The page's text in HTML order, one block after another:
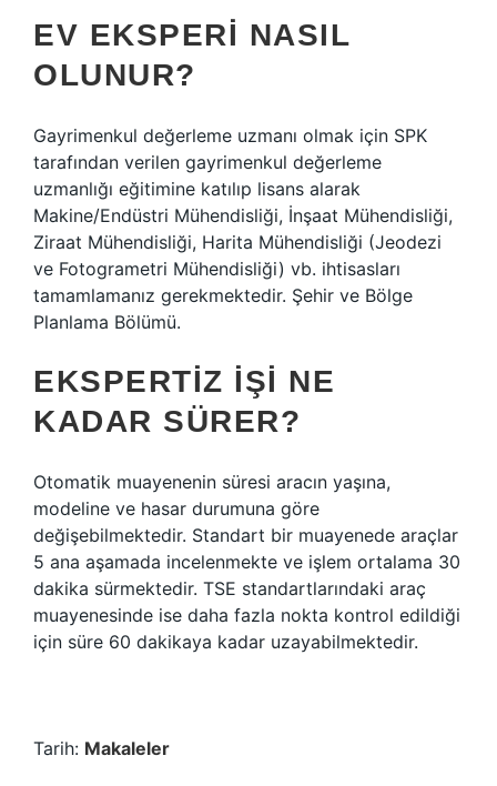
EV EKSPERI NASIL
OLUNUR?
Gayrimenkul değerleme uzmanı olmak için SPK
tarafından verilen gayrimenkul değerleme
uzmanlığı eğitimine katılıp lisans alarak
Makine/Endüstri Mühendisliği, İnşaat Mühendisliği,
Ziraat Mühendisliği, Harita Mühendisliği (Jeodezi
ve Fotogrametri Mühendisliği) vb. ihtisasları
tamamlamanız gerekmektedir. Şehir ve Bölge
Planlama Bölümü.
EKSPERTIZ IŞI NE
KADAR SÜRER?
Otomatik muayenenin süresi aracın yaşına,
modeline ve hasar durumuna göre
değişebilmektedir. Standart bir muayenede araçlar
5 ana aşamada incelenmekte ve işlem ortalama 30
dakika sürmektedir. TSE standartlarındaki araç
muayenesinde ise daha fazla nokta kontrol edildiği
için süre 60 dakikaya kadar uzayabilmektedir.
Tarih: Makaleler